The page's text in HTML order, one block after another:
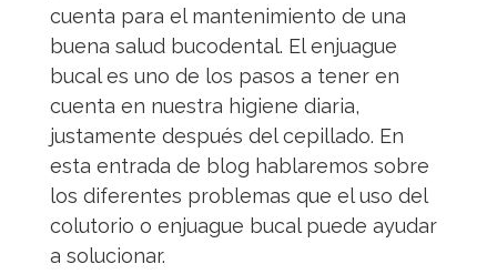
cuenta para el mantenimiento de una
buena salud bucodental. El enjuague
bucal es uno de los pasos a tener en
cuenta en nuestra higiene diaria,
justamente después del cepillado. En
esta entrada de blog hablaremos sobre
los diferentes problemas que el uso del
colutorio o enjuague bucal puede ayudar
a solucionar.